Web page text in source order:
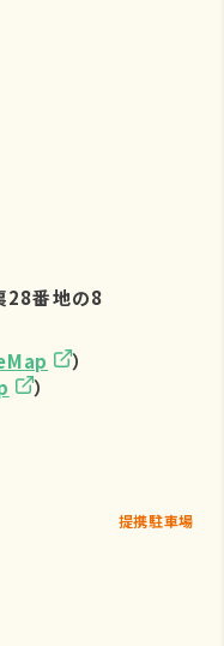
28番地の8
）
）
提携駐車場